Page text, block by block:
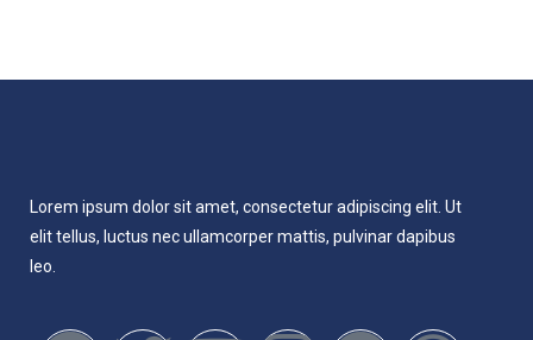
Lorem ipsum dolor sit amet, consectetur adipiscing elit. Ut
elit tellus, luctus nec ullamcorper mattis, pulvinar dapibus
leo.